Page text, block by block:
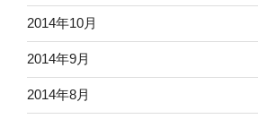
2014年10月
2014年9月
2014年8月